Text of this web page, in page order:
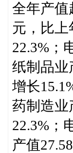
全年产值
元，比上
22.3%；
纸制品业
增长
药制造业
22.3%；
产值